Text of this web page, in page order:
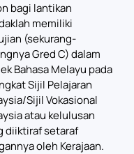
bagi lantikan
memiliki
(sekurang-
Gred C) dalam
Bahasa Melayu pada
Sijil Pelajaran
Sijil Vokasional
atau kelulusan
diiktiraf setaraf
oleh Kerajaan.